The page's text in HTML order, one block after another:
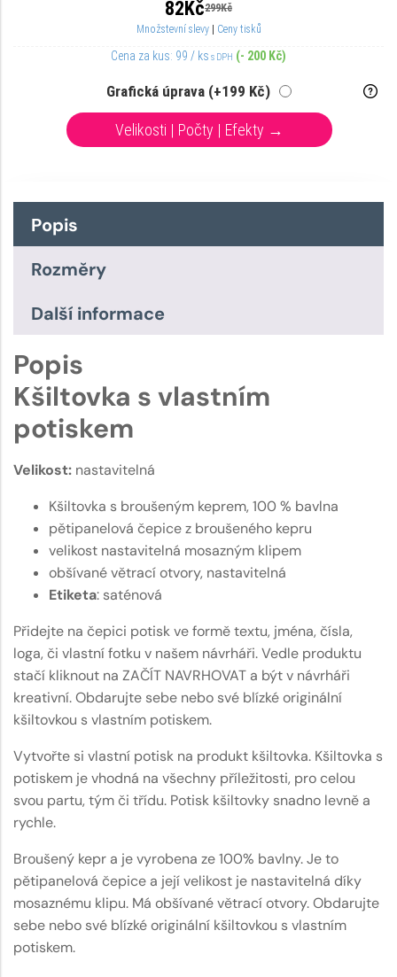
Popis
Rozměry
Další informace
Popis
Kšiltovka s vlastním
potiskem
Velikost: nastavitelná
Kšiltovka s broušeným keprem, 100 % bavlna
pětipanelová čepice z broušeného kepru
velikost nastavitelná mosazným klipem
obšívané větrací otvory, nastavitelná
Etiketa: saténová
Přidejte na čepici potisk ve formě textu, jména, čísla,
loga, či vlastní fotku v našem návrháři. Vedle produktu
stačí kliknout na ZAČÍT NAVRHOVAT a být v návrháři
kreativní. Obdarujte sebe nebo své blízké originální
kšiltovkou s vlastním potiskem.
Vytvořte si vlastní potisk na produkt kšiltovka. Kšiltovka s
potiskem je vhodná na všechny příležitosti, pro celou
svou partu, tým či třídu. Potisk kšiltovky snadno levně a
rychle.
Broušený kepr a je vyrobena ze 100% bavlny. Je to
pětipanelová čepice a její velikost je nastavitelná díky
mosaznému klipu. Má obšívané větrací otvory. Obdarujte
sebe nebo své blízké originální kšiltovkou s vlastním
potiskem.